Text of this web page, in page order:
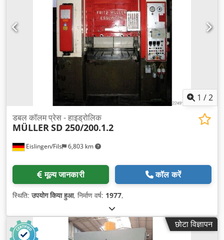
1 /2
Eislingen/Fils 6,803 km
डबल कॉलम प्रेस - हाइड्रोलिक
MÜLLERSD 250/200.1.2
मूल्य जानकारी कॉल करें
स्थिति:उपयोग किया हुआ, निर्माण वर्ष: 1977,
छोटा विज्ञापन